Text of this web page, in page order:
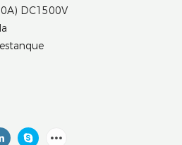
DC1500V